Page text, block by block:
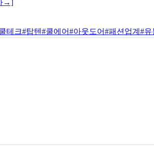
→]
테크#탑텐 #쿨에어#아웃도어#패션업계 #유